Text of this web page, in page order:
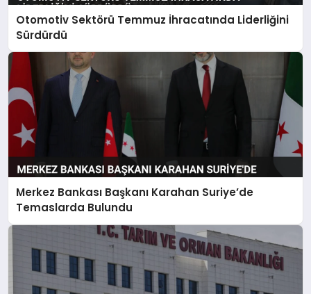
Otomotiv Sektörü Temmuz İhracatında Liderliğini
Sürdürdü
Merkez Bankası Başkanı Karahan Suriye’de
Temaslarda Bulundu